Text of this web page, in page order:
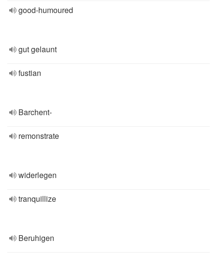
good-humoured
gut gelaunt
fustian
Barchent-
remonstrate
widerlegen
tranquillize
Beruhigen